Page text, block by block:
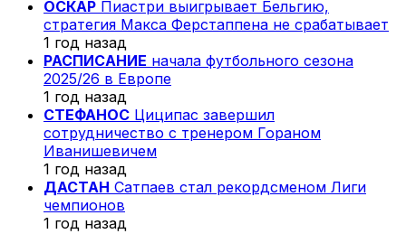
ОСКАР Пиастри выигрывает Бельгию,
стратегия Макса Ферстаппена не срабатывает
1 год назад
РАСПИСАНИЕ начала футбольного сезона
2025/26 в Европе
1 год назад
СТЕФАНОС Циципас завершил
сотрудничество с тренером Гораном
Иванишевичем
1 год назад
ДАСТАН Сатпаев стал рекордсменом Лиги
чемпионов
1 год назад